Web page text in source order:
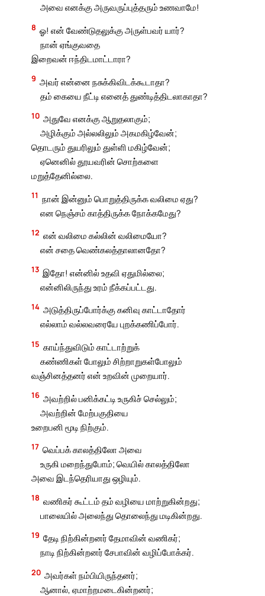
அவை எனக்கு அருவருப்புத்தரும் உணவாமே!
8 ஓ! என் வேண்டுதலுக்கு அருள்பவர் யார்?
நான் ஏங்குவதை
இறைவன் ஈந்திடமாட்டாரா?
9 அவர் என்னை நசுக்கிவிடக்கூடாதா?
தம் கையை நீட்டி எனைத் துண்டித்திடலாகாதா?
10 அதுவே எனக்கு ஆறுதலாகும்;
அழிக்கும் அல்லலிலும் அகமகிழ்வேன்;
தொடரும் துயரிலும் துள்ளி மகிழ்வேன்;
ஏனெனில் தூயவரின் சொற்களை
மறுத்தேனில்லை.
11 நான் இன்னும் பொறுத்திருக்க வலிமை ஏது?
என நெஞ்சம் காத்திருக்க நோக்கமேது?
12 என் வலிமை கல்லின் வலிமையோ?
என் சதை வெண்கலத்தாலானதோ?
13 இதோ! என்னில் உதவி ஏதுமில்லை;
என்னிலிருந்து உரம் நீக்கப்பட்டது.
14 அடுத்திருப்போர்க்கு கனிவு காட்டாதோர்
எல்லாம் வல்லவரையே புறக்கணிப்போர்.
15 காய்ந்துவிடும் காட்டாற்றுக்
கண்ணிகள் போலும் சிற்றாறுகள்போலும்
வஞ்சினத்தனர் என் உறவின் முறையார்.
16 அவற்றில் பனிக்கட்டி உருகிச் செல்லும்;
அவற்றின் மேற்பகுதியை
உறைபனி மூடி நிற்கும்.
17 வெப்பக் காலத்திலோ அவை
உருகி மறைந்துபோம்; வெயில் காலத்திலோ
அவை இடந்தெரியாது ஒழியும்.
18 வணிகர் கூட்டம் தம் வழியை மாற்றுகின்றது;
பாலையில் அலைந்து தொலைந்து மடிகின்றது.
19 தேடி நிற்கின்றனர் தேமாவின் வணிகர்;
நாடி நிற்கின்றனர் சேபாவின் வழிப்போக்கர்.
20 அவர்கள் நம்பியிருந்தனர்;
ஆனால், ஏமாற்றமடைகின்றனர்;